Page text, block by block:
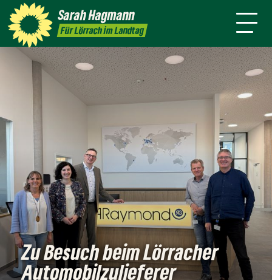
SarahHagmann
Für Lörrach im Landtag
Termine Presse
mich
Zu Besuch beim Lörracher
Automobilzulieferer